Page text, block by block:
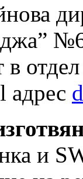
в
адрес
и